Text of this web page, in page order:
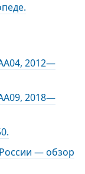
2012—
2018—
— обзор